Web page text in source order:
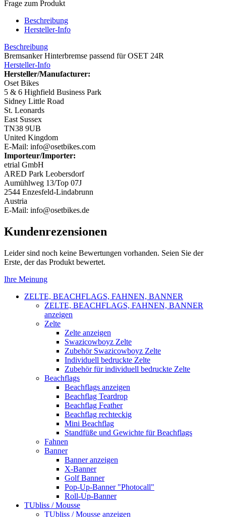
Frage zum Produkt
Beschreibung
Hersteller-Info
Beschreibung
Bremsanker Hinterbremse passend für OSET 24R
Hersteller-Info
Hersteller/Manufacturer:
Oset Bikes
5 & 6 Highfield Business Park
Sidney Little Road
St. Leonards
East Sussex
TN38 9UB
United Kingdom
E-Mail: info@osetbikes.com
Importeur/Importer:
etrial GmbH
ARED Park Leobersdorf
Aumühlweg 13/Top 07J
2544 Enzesfeld-Lindabrunn
Austria
E-Mail: info@osetbikes.de
Kundenrezensionen
Leider sind noch keine Bewertungen vorhanden. Seien Sie der
Erste, der das Produkt bewertet.
Ihre Meinung
ZELTE, BEACHFLAGS, FAHNEN, BANNER
ZELTE, BEACHFLAGS, FAHNEN, BANNER
anzeigen
Zelte
Zelte anzeigen
Swazicowboyz Zelte
Zubehör Swazicowboyz Zelte
Individuell bedruckte Zelte
Zubehör für individuell bedruckte Zelte
Beachflags
Beachflags anzeigen
Beachflag Teardrop
Beachflag Feather
Beachflag rechteckig
Mini Beachflag
Standfüße und Gewichte für Beachflags
Fahnen
Banner
Banner anzeigen
X-Banner
Golf Banner
Pop-Up-Banner "Photocall"
Roll-Up-Banner
TUbliss / Mousse
TUbliss / Mousse anzeigen